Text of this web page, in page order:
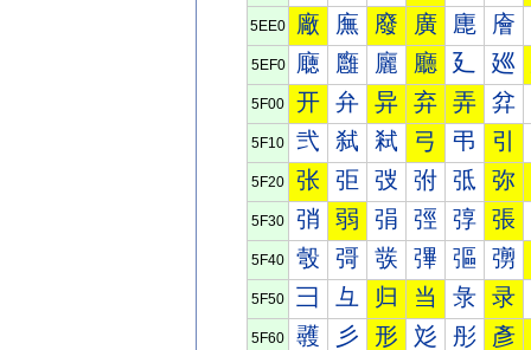
5EE0 廠 廡 廢 廣 廤 廥
5EF0 廰 廱 廲 廳 廴 廵
5F00 开 弁 异 弃 弄 弅
5F10 弐 弑 弒 弓 弔 引
5F20 张 弡 弢 弣 弤 弥
5F30 弰 弱 弲 弳 弴 張
5F40 彀 彁 彂 彃 彄 彅
5F50 彐 彑 归 当 彔 录
5F60 彠 彡 形 彣 彤 彥